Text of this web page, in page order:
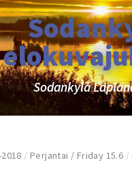
Sodankylä
/Perjantai / Friday 15.6 /